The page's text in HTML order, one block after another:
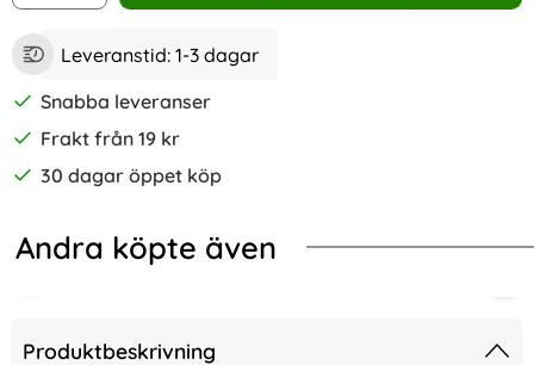
Leveranstid: 1-3 dagar
Snabba leveranser
Frakt från 19 kr
30 dagar öppet köp
Andra köpte även
I Härdat Glas
Galaxy A42 5G - Transparent TPU Skal2-Pack - Samsung Galaxy A42 5G
Produktbeskrivning